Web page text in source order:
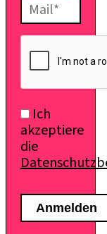
Ich
akzeptiere
die